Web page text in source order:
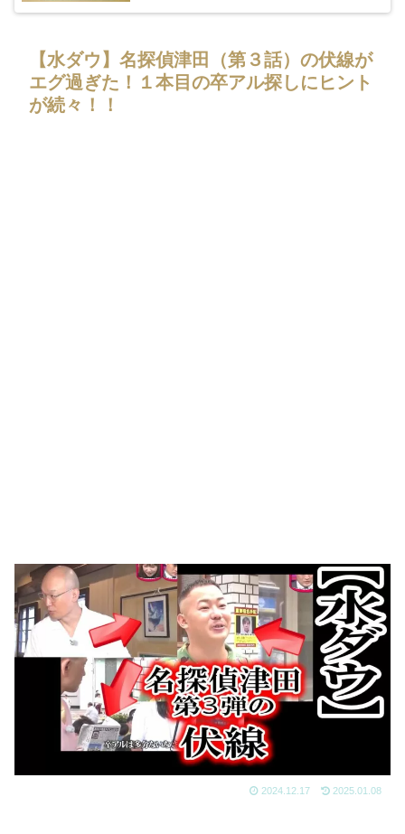
「今」か「昔」か？仕分けられますか？
【水ダウ】名探偵津田（第３話）の伏線が
エグ過ぎた！１本目の卒アル探しにヒント
が続々！！
2024.12.17 2025.01.08